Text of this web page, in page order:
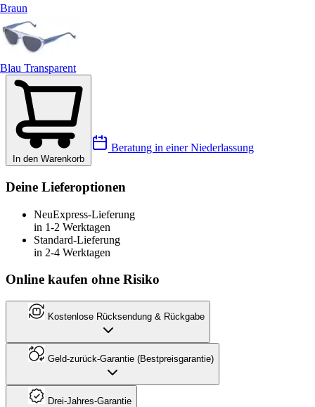
Braun
Blau Transparent
In den Warenkorb
Beratung in einer Niederlassung
Deine Lieferoptionen
NeuExpress-Lieferung
in 1-2 Werktagen
Standard-Lieferung
in 2-4 Werktagen
Online kaufen ohne Risiko
Kostenlose Rücksendung & Rückgabe
Geld-zurück-Garantie (Bestpreisgarantie)
Drei-Jahres-Garantie